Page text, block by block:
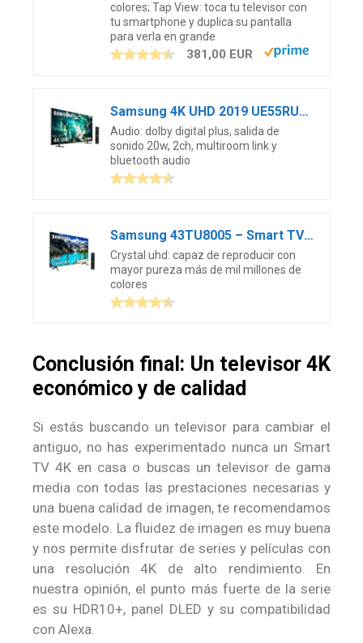
colores; Tap View: toca tu televisor con
tu smartphone y duplica su pantalla
para verla en grande
381,00 EUR
Samsung 4K UHD 2019 UE55RU8005 – Smart TV de 55″ con Resolución 4K UHD, Wide Viewing Angle, HDR (HDR10+), Procesador 4K, One Remote Control, Apps en Exclusiva y Compatible con Alexa
Audio: dolby digital plus, salida de
sonido 20w, 2ch, multiroom link y
bluetooth audio
Samsung 43TU8005 – Smart TV de 43″, UHD 2020, con Resolución 4K, HDR 10+, Procesador 4K, PurColor, Sonido Inteligente, One Remote Control y Asistentes de Voz Integrados, con Alexa integrada
Crystal uhd: capaz de reproducir con
mayor pureza más de mil millones de
colores
Conclusión final: Un televisor 4K
económico y de calidad
Si estás buscando un televisor para cambiar el
antiguo, no has experimentado nunca un Smart
TV 4K en casa o buscas un televisor de gama
media con todas las prestaciones necesarias y
una buena calidad de imagen, te recomendamos
este modelo. La fluidez de imagen es muy buena
y nos permite disfrutar de series y películas con
una resolución 4K de alto rendimiento. En
nuestra opinión, el punto más fuerte de la serie
es su HDR10+, panel DLED y su compatibilidad
con Alexa.